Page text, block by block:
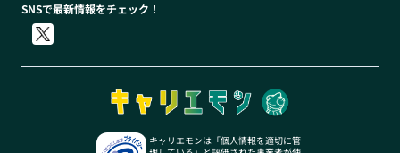
SNSで最新情報をチェック！
キャリエモンは「個人情報を適切に管